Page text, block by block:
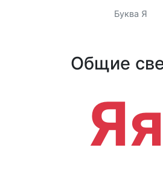
Буква Я
Общие
Яя